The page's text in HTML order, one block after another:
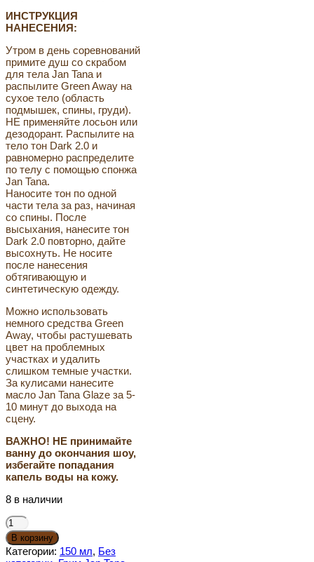
ИНСТРУКЦИЯ
НАНЕСЕНИЯ:
Утром в день соревнований
примите душ со скрабом
для тела Jan Tana и
распылите Green Away на
сухое тело (область
подмышек, спины, груди).
НЕ применяйте лосьон или
дезодорант. Распылите на
тело тон Dark 2.0 и
равномерно распределите
по телу с помощью спонжа
Jan Tana.
Наносите тон по одной
части тела за раз, начиная
со спины. После
высыхания, нанесите тон
Dark 2.0 повторно, дайте
высохнуть. Не носите
после нанесения
обтягивающую и
синтетическую одежду.
Можно использовать
немного средства Green
Away, чтобы растушевать
цвет на проблемных
участках и удалить
слишком темные участки.
За кулисами нанесите
масло Jan Tana Glaze за 5-
10 минут до выхода на
сцену.
ВАЖНО! НЕ принимайте
ванну до окончания шоу,
избегайте попадания
капель воды на кожу.
8 в наличии
Количество
товара
Тон
Новинка
В корзину
Категории: 150 мл, Без